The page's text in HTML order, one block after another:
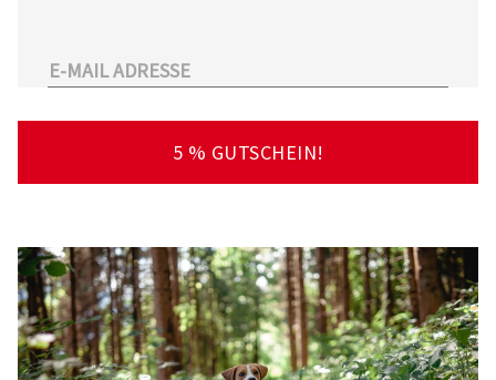
großen Anzahl an Partnertierärzten
finden – deutschlandweit!
5 % GUTSCHEIN!